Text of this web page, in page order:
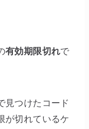
有効期限切れで
見つけたコード
が切れているケ